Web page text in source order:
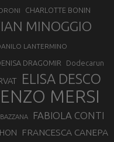
CHARLOTTE BONIN
MINOGGIO
LANTERMINO
DRAGOMIR Dodecarun
ELISA DESCO
ENZO MERSI
FABIOLA CONTI
FRANCESCA CANEPA